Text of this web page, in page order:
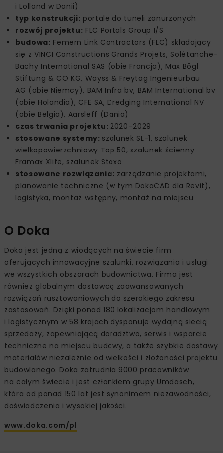
i Lolland w Danii)
typ konstrukcji: portale do tuneli zanurzonych
rozwój projektu: FLC Portals Group I/S
budowa: Femern Link Contractors (FLC) składający
się z VINCI Constructions Grands Projets, Solétanche-
Bachy International SAS (obie Francja), Max Bögl
Stiftung & CO KG, Wayss & Freytag Ingenieurbau
AG (obie Niemcy), BAM Infra bv, BAM International bv
(obie Holandia), CFE SA, Dredging International NV
(obie Belgia), Aarsleff (Dania)
czas trwania projektu: 2020–2029
stosowane systemy: szalunek SL-1, szalunek
wielkopowierzchniowy Top 50, szalunek ścienny
Framax Xlife, szalunek Staxo
stosowane rozwiązania: zarządzanie projektami,
planowanie techniczne (w tym DokaCAD dla Revit),
logistyka, montaż wstępny, montaż na miejscu
O Doka
Doka jest jedną z wiodących na świecie firm
oferujących innowacyjne szalunki, rozwiązania i usługi
we wszystkich obszarach budownictwa. Firma jest
również globalnym dostawcą zaawansowanych
rozwiązań rusztowaniowych do szerokiego zakresu
zastosowań. Dzięki ponad 180 lokalizacjom handlowym
i logistycznym w 58 krajach dysponuje wydajną siecią
sprzedaży, zapewniającą doradztwo, serwis i wsparcie
techniczne na miejscu budowy, a także szybkie dostawy
materiałów niezależnie od wielkości i złożoności projektu
budowlanego. Doka zatrudnia 9000 pracowników
na całym świecie i jest członkiem grupy Umdasch,
która od ponad 150 lat jest synonimem niezawodności,
doświadczenia i wysokiej jakości.
www.doka.com/pl